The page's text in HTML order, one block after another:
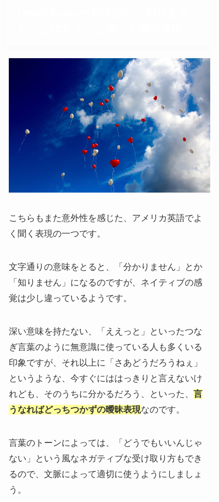
こちらもまた意外性を感じた、アメリカ英語でよ
く聞く表現の一つです。
文字通りの意味をとると、「分かりません」とか
「知りません」になるのですが、ネイティブの感
覚は少し違っているようです。
深い意味を持たない、「ええっと」といったつな
ぎ言葉のように無意識に使っている人も多くいる
印象ですが、それ以上に「さあどうだろうねぇ」
というような、今すぐにははっきりと言えないけ
れども、そのうちに分かるだろう、といった、 言
うなればどっちつかずの曖昧表現なのです。
言葉のトーンによっては、「どうでもいいんじゃ
ない」という風なネガティブな受け取り方もでき
るので、文脈によって適切に使うようにしましょ
う。